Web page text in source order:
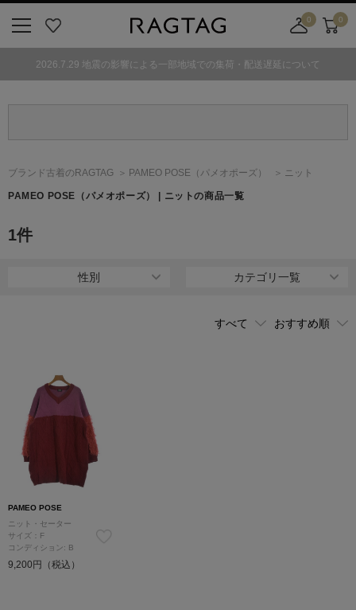
気
0
舗
カ
ト
0
2026.7.29 地震の影響による一部地域での集荷・配送遅延について
ブランド古着のRAGTAG PAMEO POSE （パメオポーズ） ニット
PAMEO POSE （パメオポーズ） | ニットの商品一覧
1件
性別 カテゴリ一覧
PAMEO POSE
ニット・セーター
サイズ：F
コンディション: B
9,200円（税込）